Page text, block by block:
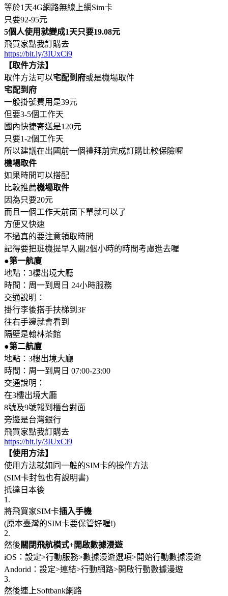
等於1天4G網路無線上網Sim卡
只要92-95元
5個人使用就變成1天只要19.08元
飛買家點我訂購去
https://bit.ly/3IUxCi9
【取件方法】
取件方法可以宅配到府或是機場取件
宅配到府
一般掛號費用是39元
但要3-5個工作天
國內快捷寄送是120元
只要1-2個工作天
所以建議在出國前一個禮拜前完成訂購比較保險喔
機場取件
如果時間可以搭配
比較推薦機場取件
因為只要20元
而且一個工作天前面下單就可以了
方便又快速
不過真的要注意領取時間
記得要把班機提早入關2個小時的時間考慮進去喔
●第一航廈
地點：3樓出境大廳
時間：周一到周日 24小時服務
交通說明：
掛行李後搭手扶梯到3F
往右手邊就會看到
隔壁是翰林茶館
●第二航廈
地點：3樓出境大廳
時間：周一到周日 07:00-23:00
交通說明：
在3樓出境大廳
8號及9號報到櫃台對面
旁邊是台灣銀行
飛買家點我訂購去
https://bit.ly/3IUxCi9
【使用方法】
使用方法就如同一般的SIM卡的操作方法
(SIM卡封包也有說明書)
抵達日本後
1.
將飛買家SIM卡插入手機
(原本臺灣的SIM卡要保管好喔!)
2.
然後 關閉飛航模式+開啟數據漫遊
iOS：設定>行動服務>數據漫遊選項>開始行動數據漫遊
Andorid：設定>連結>行動網路>開啟行動數據漫遊
3.
然後連上Softbank網路